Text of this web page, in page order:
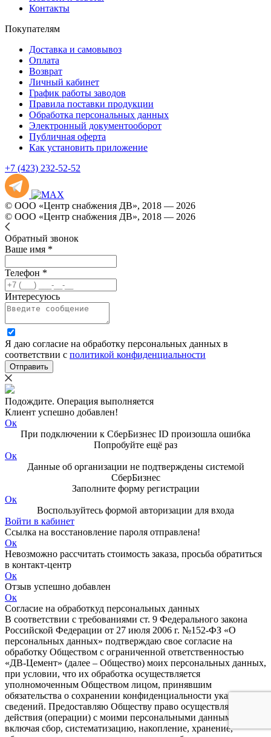
Контакты
Покупателям
Доставка и самовывоз
Оплата
Возврат
Личный кабинет
График работы заводов
Правила поставки продукции
Обработка персональных данных
Электронный документооборот
Публичная оферта
Как установить приложение
+7 (423) 232-52-52
© ООО «Центр снабжения ДВ», 2018 — 2026
© ООО «Центр снабжения ДВ», 2018 — 2026
Обратный звонок
Ваше имя *
Телефон *
Интересуюсь
Я даю согласие на обработку персональных данных в
соответствии с политикой конфиденциальности
Отправить
Подождите. Операция выполняется
Клиент успешно добавлен!
Ок
При подключении к СберБизнес ID произошла ошибка
Попробуйте ещё раз
Ок
Данные об организации не подтверждены системой
СберБизнес
Заполните форму регистрации
Ок
Воспользуйтесь формой авторизации для входа
Войти в кабинет
Ссылка на восстановление пароля отправлена!
Ок
Невозможно рассчитать стоимость заказа, просьба обратиться
в контакт-центр
Ок
Отзыв успешно добавлен
Ок
Согласие на обработкуд персональных данных
В соответствии с требованиями ст. 9 Федерального закона
Российской Федерации от 27 июля 2006 г. №152-ФЗ «О
персональных данных» подтверждаю свое согласие на
обработку Обществом с ограниченной ответственностью
«ДВ-Цемент» (далее – Общество) моих персональных данных,
при условии, что их обработка осуществляется
уполномоченным Обществом лицом, принявшим
обязательства о сохранении конфиденциальности указанных
сведений. Предоставляю Обществу право осуществлять все
действия (операции) с моими персональными данными,
включая сбор, систематизацию, накопление, хранение,